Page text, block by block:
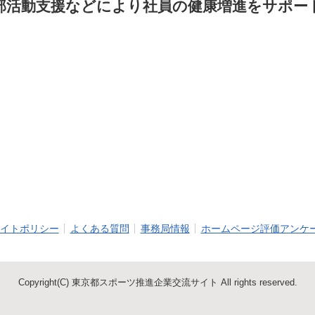
活動支援などにより社員の健康増進をサポー
トポリシー よくある質問 事務局情報 ホームページ評価アンケ
Copyright(C) 東京都スポーツ推進企業交流サイト All rights reserved.